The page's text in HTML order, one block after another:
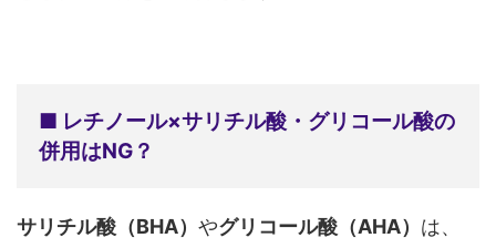
■ レチノール×サリチル酸・グリコール酸の
併用はNG？
サリチル酸（BHA） やグリコール酸（AHA） は、